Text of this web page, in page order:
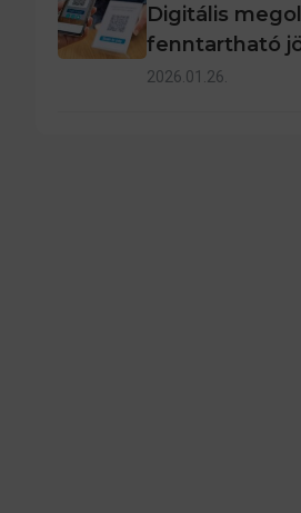
Digitális
fenntartható
2026.01.26.